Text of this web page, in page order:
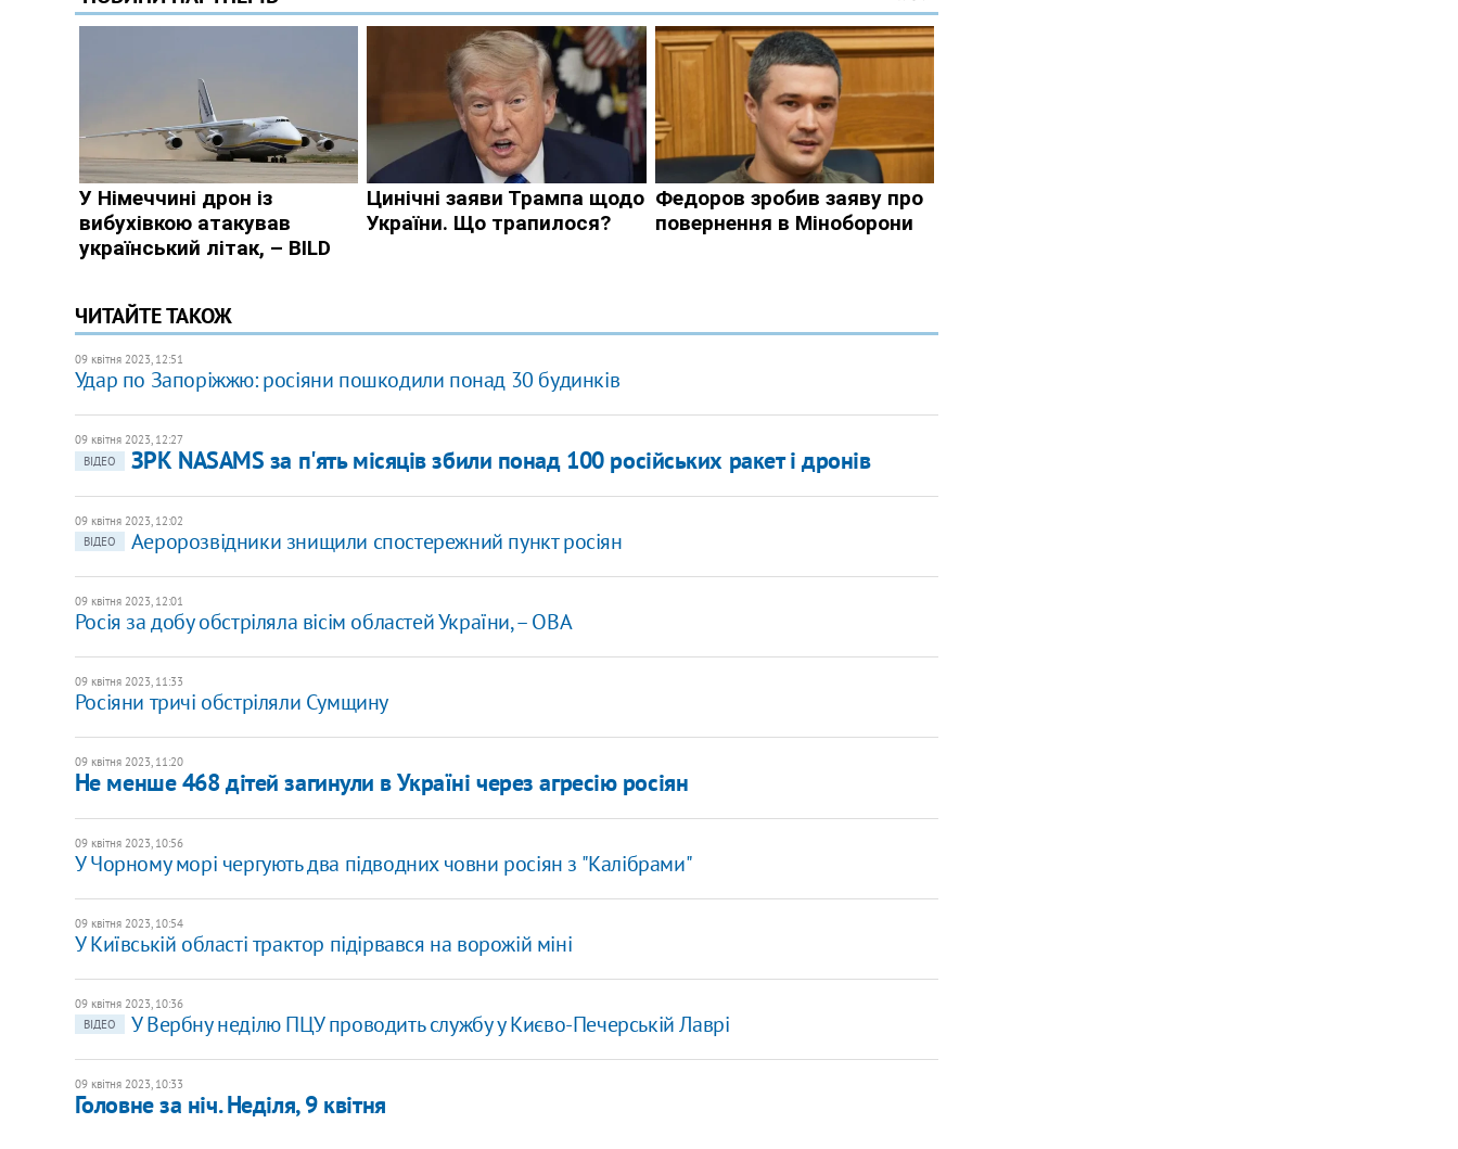
ЧИТАЙТЕ ТАКОЖ
09 квітня 2023, 12:51
Удар по Запоріжжю: росіяни пошкодили понад 30 будинків
09 квітня 2023, 12:27
ВІДЕО
ЗРК NASAMS за п'ять місяців збили понад 100 російських ракет і дронів
09 квітня 2023, 12:02
ВІДЕО
Аеророзвідники знищили спостережний пункт росіян
09 квітня 2023, 12:01
Росія за добу обстріляла вісім областей України, – ОВА
09 квітня 2023, 11:33
Росіяни тричі обстріляли Сумщину
09 квітня 2023, 11:20
Не менше 468 дітей загинули в Україні через агресію росіян
09 квітня 2023, 10:56
У Чорному морі чергують два підводних човни росіян з "Калібрами"
09 квітня 2023, 10:54
У Київській області трактор підірвався на ворожій міні
09 квітня 2023, 10:36
ВІДЕО
У Вербну неділю ПЦУ проводить службу у Києво-Печерській Лаврі
09 квітня 2023, 10:33
Головне за ніч. Неділя, 9 квітня